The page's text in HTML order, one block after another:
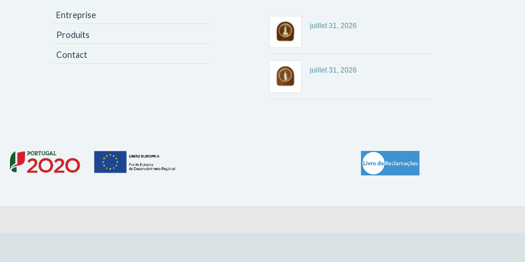
Entreprise
Produits
Contact
juillet 31, 2026
juillet 31, 2026